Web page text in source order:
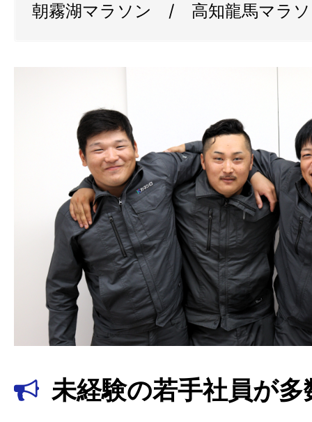
朝霧湖マラソン / 高知龍馬マラ
未経験の若手社員が多